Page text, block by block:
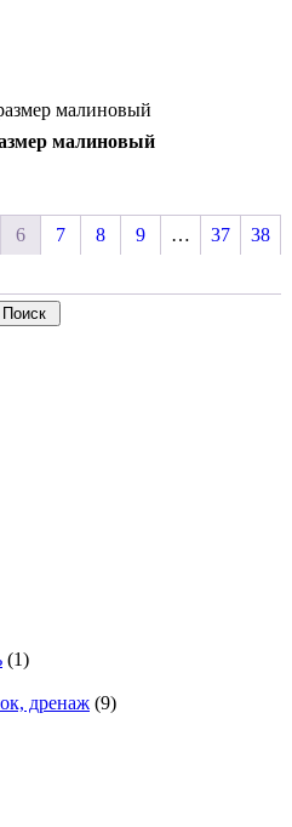
малиновый
6 7 8 9 … 37
38
(1)
дренаж (9)